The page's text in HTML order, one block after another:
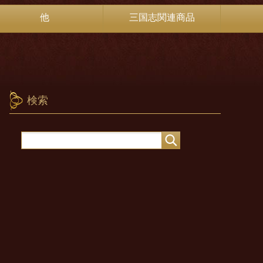
他 三国志関連商品
検索